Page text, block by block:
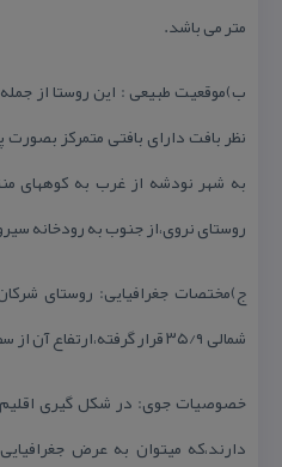
متر می باشد.
ب)موقعیت طبیعی : این روستا از
نظر بافت دارای بافتی متمركز
به شهر نودشه از غرب به كوههای
روستای نروی،از جنوب به رودخانه
شمالی ۳۵/۹ قرار گرفته،ارتفاع آن از سطح دریا حدود ۱۲۵۰متر می باشد.
خصوصیات جوی: در شكل گیری
دارند،كه میتوان به عرض